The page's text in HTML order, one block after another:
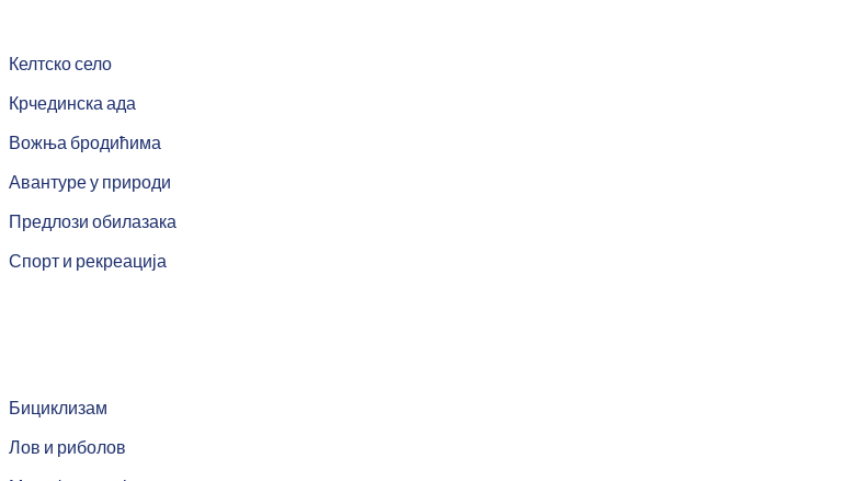
Келтско село
Крчединска ада
Вожња бродићима
Авантуре у природи
Предлози обилазака
Спорт и рекреација
Бициклизам
Лов и риболов